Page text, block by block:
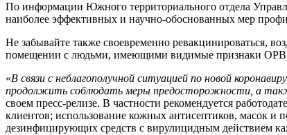
По информации Южного территориального отдела
наиболее эффективных и научно-обоснованных мер
Не забывайте также своевременно ревакцинироваться,
помещении с людьми, имеющими видимые признаки
«В связи с неблагополучной ситуацией по новой
продолжить соблюдать меры предосторожности, а
своем пресс-релизе. В частности рекомендуется
клиентов; использование кожных антисептиков, масок и
дезинфицирующих средств с вирулицидным действием